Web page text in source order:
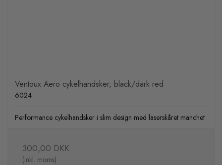
Ventoux Aero cykelhandsker, black/dark red
6024
Performance cykelhandsker i slim design med laserskåret manchet
300,00 DKK
(inkl. moms)